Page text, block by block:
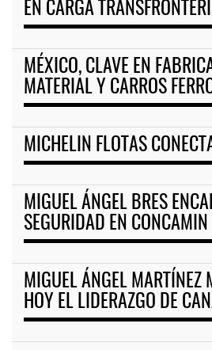
EN CARGA
MÉXICO, CLAVE EN
MATERIAL Y CARROS
MICHELIN FLOTAS
MIGUEL ÁNGEL BRES
SEGURIDAD EN CONCAMIN
MIGUEL ÁNGEL MARTÍNEZ
HOY EL LIDERAZGO DE